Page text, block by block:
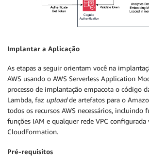
Implantar a Aplicação
As etapas a seguir orientam você na
AWS usando o AWS Serverless Application
processo de implantação empacota o código
Lambda, faz uploadde artefatos para o
todos os recursos AWS necessários, incluindo
funções IAM e qualquer rede VPC configurada
CloudFormation.
Pré-requisitos